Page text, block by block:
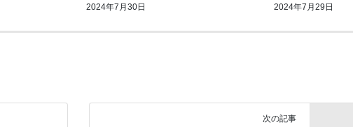
2024年7月30日 2024年7月29日
次の記事